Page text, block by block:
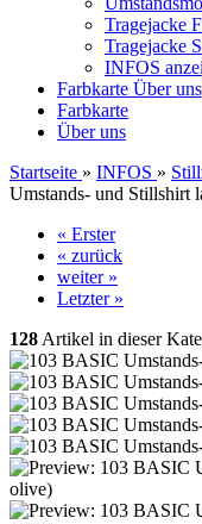
Tragejacke
Tragejacke
INFOS
Farbkarte Über uns
Farbkarte
Über uns
Startseite » INFOS »
Umstands- und Stillshirt
« Erster
« zurück
weiter »
Letzter »
128 Artikel in dieser